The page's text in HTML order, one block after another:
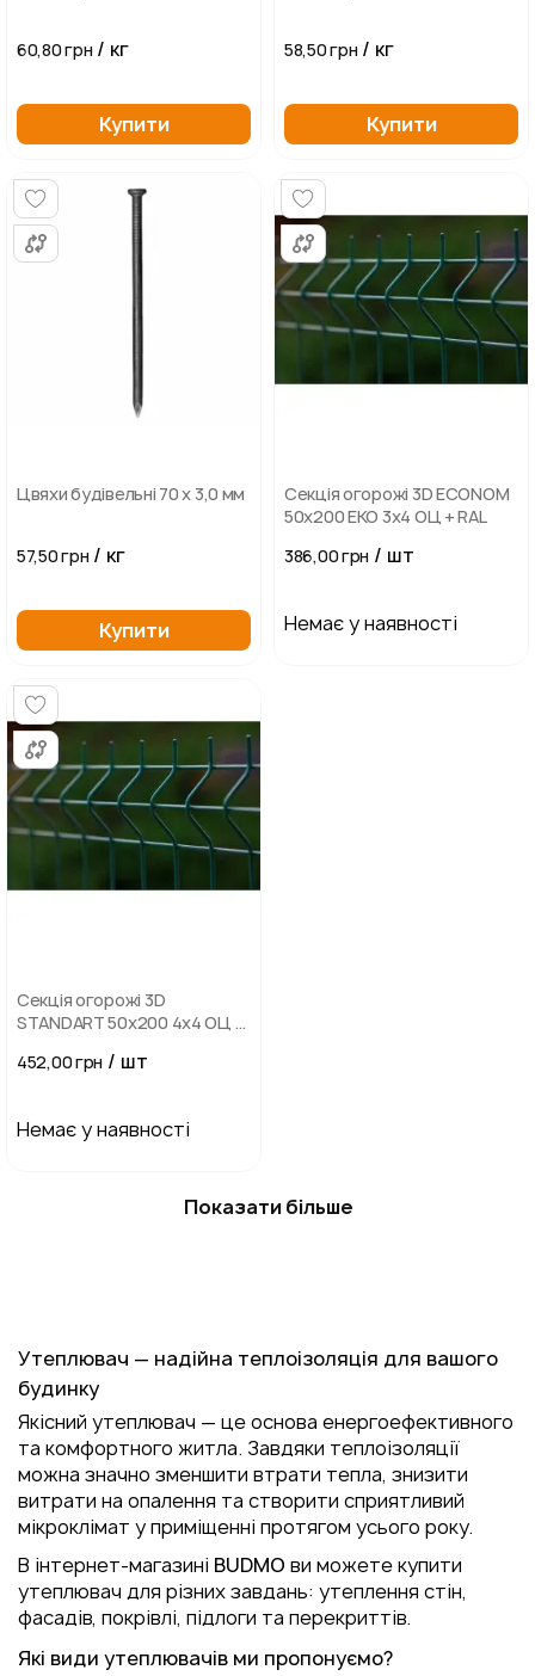
60,80 грн / кг
Купити
58,50 грн / кг
Купити
Цвяхи будівельні 70 х 3,0 мм
57,50 грн / кг
Купити
Секція огорожі 3D ECONOM
50х200 ЕКО 3х4 ОЦ + RAL
386,00 грн / шт
Немає у наявності
Секція огорожі 3D
STANDART 50х200 4х4 ОЦ +
452,00 грн / шт
Немає у наявності
Показати більше
Утеплювач — надійна теплоізоляція для вашого
будинку
Якісний утеплювач — це основа енергоефективного
та комфортного житла. Завдяки теплоізоляції
можна значно зменшити втрати тепла, знизити
витрати на опалення та створити сприятливий
мікроклімат у приміщенні протягом усього року.
В інтернет-магазині BUDMO ви можете купити
утеплювач для різних завдань: утеплення стін,
фасадів, покрівлі, підлоги та перекриттів.
Які види утеплювачів ми пропонуємо?